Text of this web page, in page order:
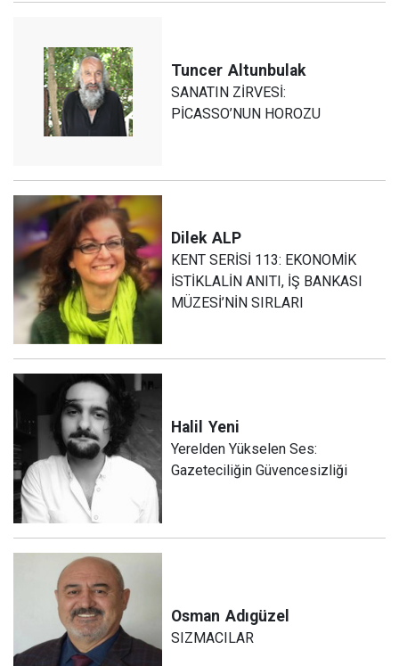
Tuncer Altunbulak
SANATIN ZİRVESİ:
PİCASSO’NUN HOROZU
Dilek ALP
KENT SERİSİ 113: EKONOMİK
İSTİKLALİN ANITI, İŞ BANKASI
MÜZESİ’NİN SIRLARI
Halil Yeni
Yerelden Yükselen Ses:
Gazeteciliğin Güvencesizliği
Osman Adıgüzel
SIZMACILAR